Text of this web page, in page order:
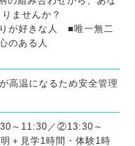
ませんか？
が好きな人 ■唯一無二
のある人
温になるため安全管理
～11:30／②13:30～
＋見学1時間・体験1時